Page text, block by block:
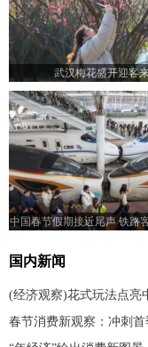
武汉梅花盛开迎客
中国春节假期接近尾声 铁路
国内新闻
(经济观察)花式玩法点亮
春节消费新观察：冲刺首